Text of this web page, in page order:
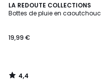
LA REDOUTE COLLECTIONS
Bottes de pluie en caoutchouc
19,99 €
4,4
/ 5
4,4
/